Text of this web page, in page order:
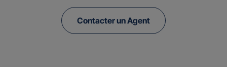
Contacter un Agent